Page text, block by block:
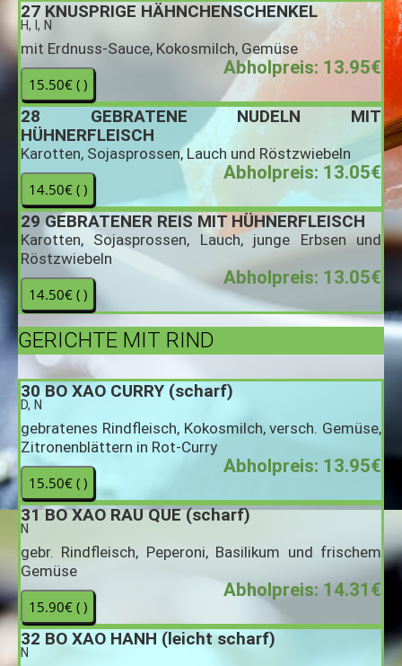
27 KNUSPRIGE HÄHNCHENSCHENKEL
H, I, N
mit Erdnuss-Sauce, Kokosmilch, Gemüse
Abholpreis: 13.95€
28 GEBRATENE NUDELN MIT
HÜHNERFLEISCH
Karotten, Sojasprossen, Lauch und Röstzwiebeln
Abholpreis: 13.05€
29 GEBRATENER REIS MIT HÜHNERFLEISCH
Karotten, Sojasprossen, Lauch, junge Erbsen und
Röstzwiebeln
Abholpreis: 13.05€
GERICHTE MIT RIND
30 BO XAO CURRY (scharf)
D, N
gebratenes Rindfleisch, Kokosmilch, versch. Gemüse,
Zitronenblättern in Rot-Curry
Abholpreis: 13.95€
31BO XAO RAU QUE (scharf)
N
gebr. Rindfleisch, Peperoni, Basilikum und frischem
Gemüse
Abholpreis: 14.31€
32 BO XAO HANH (leicht scharf)
N